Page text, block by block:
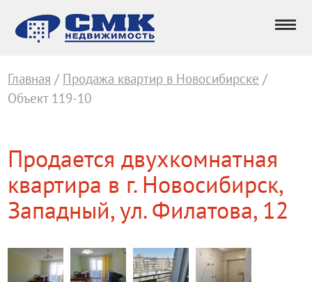
Главная / Продажа квартир в Новосибирске /
Объект 119-10
Продается двухкомнатная
квартира в г. Новосибирск,
Западный, ул. Филатова, 12